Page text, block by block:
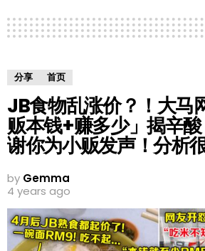
分享 首页
JB食物乱涨价？！大马
贩本钱+赚多少」揭辛
谢你为小贩发声！分析
by Gemma
4 years ago